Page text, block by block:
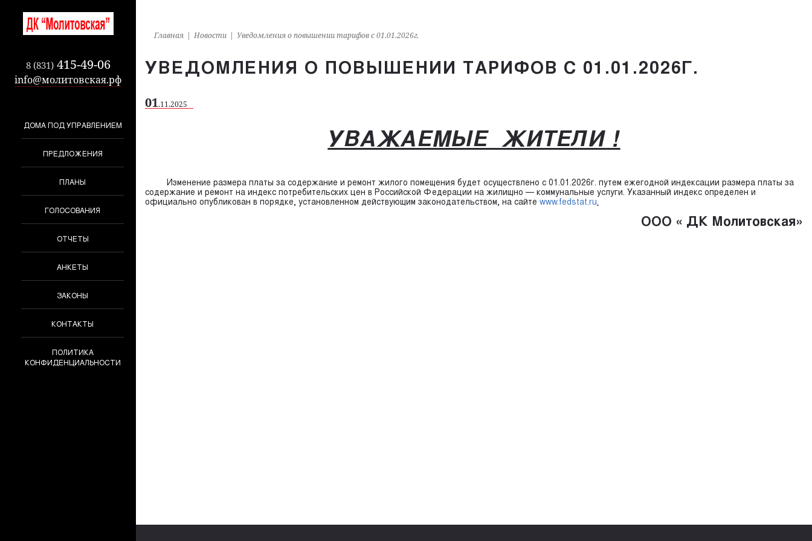
8 (831)415-49-06
info@молитовская.рф
ДОМА ПОД УПРАВЛЕНИЕМ
ПРЕДЛОЖЕНИЯ
ПЛАНЫ
ГОЛОСОВАНИЯ
ОТЧЕТЫ
АНКЕТЫ
ЗАКОНЫ
КОНТАКТЫ
ПОЛИТИКА
КОНФИДЕНЦИАЛЬНОСТИ
Главная Новости Уведомления о повышении тарифов с 01.01.2026г.
УВЕДОМЛЕНИЯ О ПОВЫШЕНИИ ТАРИФОВ С 01.01.2026Г.
01.11.2025
УВАЖАЕМЫЕ ЖИТЕЛИ !
Изменение размера платы за содержание и ремонт жилого помещения будет осуществлено с 01.01.2026г. путем ежегодной индексации размера платы за
содержание и ремонт на индекс потребительских цен в Российской Федерации на жилищно — коммунальные услуги. Указанный индекс определен и
официально опубликован в порядке, установленном действующим законодательством, на сайте www.fedstat.ru.
ООО « ДК Молитовская»